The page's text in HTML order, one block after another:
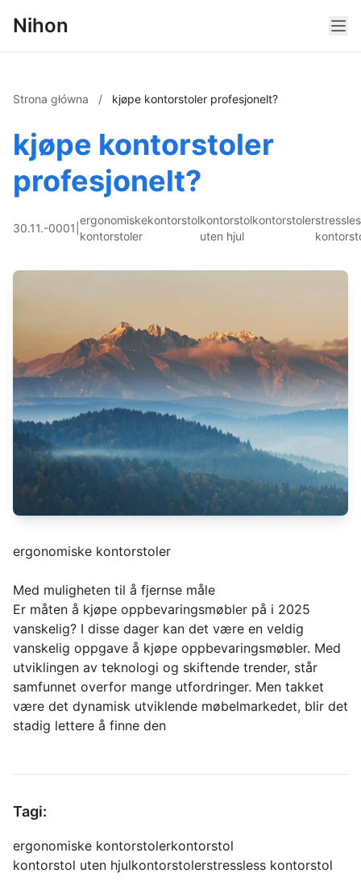
Nihon
Strona główna / kjøpe kontorstoler profesjonelt?
kjøpe kontorstoler
profesjonelt?
30.11.-0001
ergonomiske
kontorstoler
kontorstolkontorstol
uten hjul
kontorstoler
ergonomiske kontorstoler
Med muligheten til å fjernse måle
Er måten å kjøpe oppbevaringsmøbler på i 2025
vanskelig? I disse dager kan det være en veldig
vanskelig oppgave å kjøpe oppbevaringsmøbler. Med
utviklingen av teknologi og skiftende trender, står
samfunnet overfor mange utfordringer. Men takket
være det dynamisk utviklende møbelmarkedet, blir det
stadig lettere å finne den
Tagi:
ergonomiske kontorstolerkontorstol
kontorstol uten hjulkontorstolerstressless kontorstol